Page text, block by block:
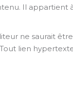
Il appartient
ne saurait
lien